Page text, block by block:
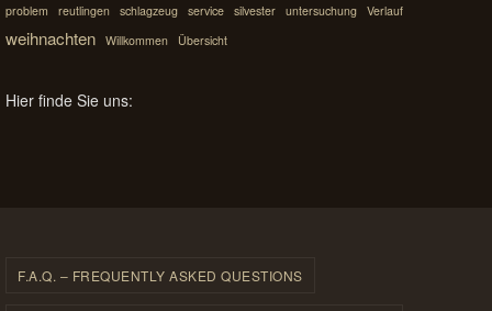
problem
reutlingen schlagzeug service silvester untersuchung Verlauf
weihnachten Willkommen Übersicht
Hier finde Sie uns:
F.A.Q. – FREQUENTLY ASKED QUESTIONS